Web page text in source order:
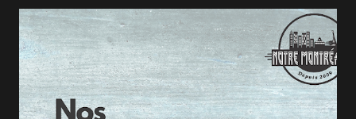
pour se rendre à la plage. Mais en ces temps de pandémie,
il est fortement recommandé de faire son achat de billets à
l'avance sur internet, car les capacités d'accueil ont été
diminuées. Le billet adulte coûte 8.90$ alors que c'est
gratuit pour les mineurs. Une fois votre facture